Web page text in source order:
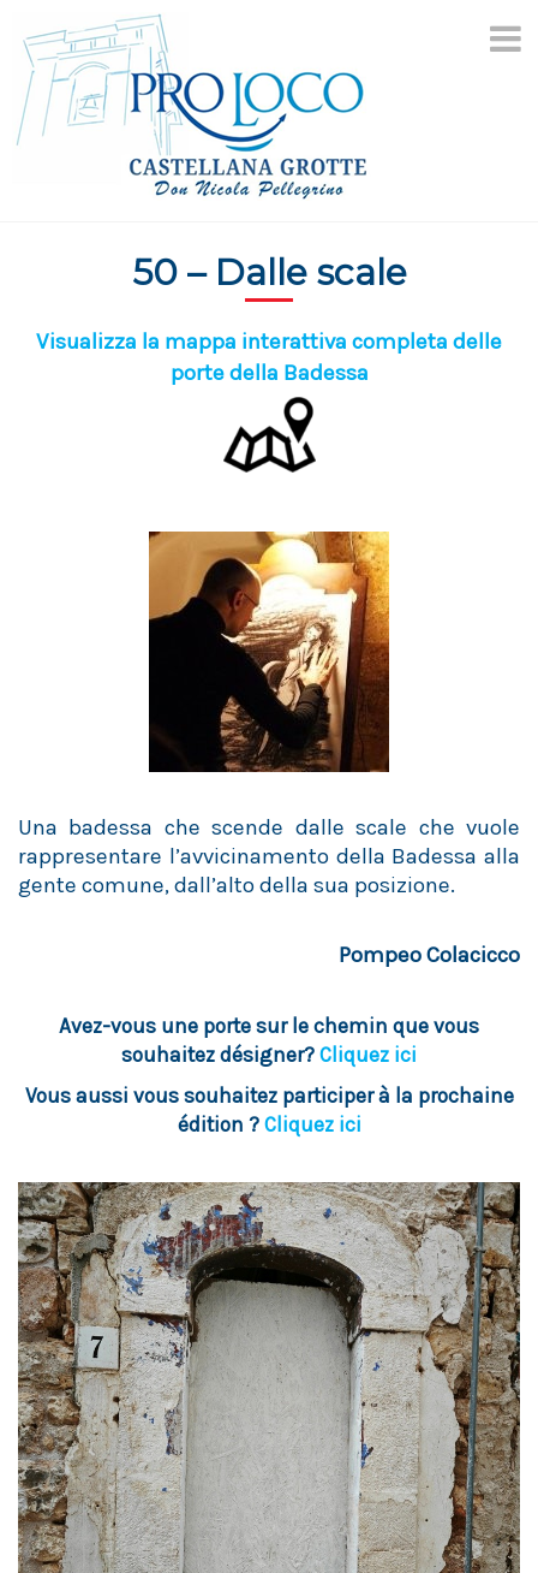
contenu
50 – Dalle scale
Visualizza la mappa interattiva completa delle
porte della Badessa
Una badessa che scende dalle scale che vuole
rappresentare l’avvicinamento della Badessa alla
gente comune, dall’alto della sua posizione.
Pompeo Colacicco
Avez-vous une porte sur le chemin que vous
souhaitez désigner? Cliquez ici
Vous aussi vous souhaitez participer à la prochaine
édition ? Cliquez ici